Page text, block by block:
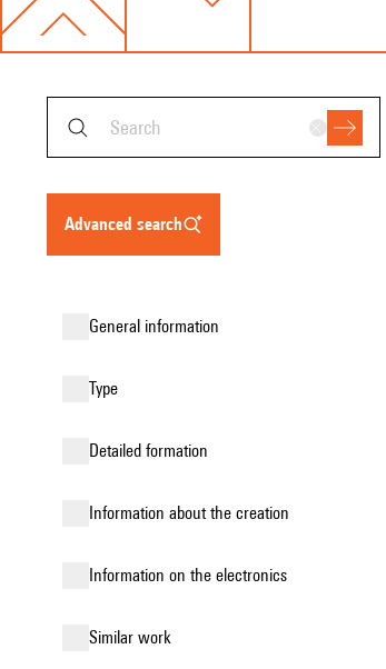
advanced search
general information
type
detailed formation
information about the creation
Information on the electronics
similar work